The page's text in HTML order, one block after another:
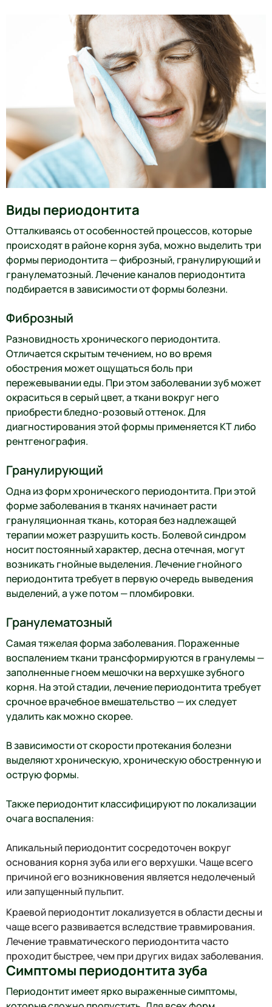
Виды периодонтита
Отталкиваясь от особенностей процессов, которые
происходят в районе корня зуба, можно выделить три
формы периодонтита — фиброзный, гранулирующий и
гранулематозный. Лечение каналов периодонтита
подбирается в зависимости от формы болезни.
Фиброзный
Разновидность хронического периодонтита.
Отличается скрытым течением, но во время
обострения может ощущаться боль при
пережевывании еды. При этом заболевании зуб может
окраситься в серый цвет, а ткани вокруг него
приобрести бледно-розовый оттенок. Для
диагностирования этой формы применяется КТ либо
рентгенография.
Гранулирующий
Одна из форм хронического периодонтита. При этой
форме заболевания в тканях начинает расти
грануляционная ткань, которая без надлежащей
терапии может разрушить кость. Болевой синдром
носит постоянный характер, десна отечная, могут
возникать гнойные выделения. Лечение гнойного
периодонтита требует в первую очередь выведения
выделений, а уже потом — пломбировки.
Гранулематозный
Самая тяжелая форма заболевания. Пораженные
воспалением ткани трансформируются в гранулемы —
заполненные гноем мешочки на верхушке зубного
корня. На этой стадии, лечение периодонтита требует
срочное врачебное вмешательство — их следует
удалить как можно скорее.
В зависимости от скорости протекания болезни
выделяют хроническую, хроническую обостренную и
острую формы.
Также периодонтит классифицируют по локализации
очага воспаления:
Апикальный периодонтит сосредоточен вокруг
основания корня зуба или его верхушки. Чаще всего
причиной его возникновения является недолеченый
или запущенный пульпит.
Краевой периодонтит локализуется в области десны и
чаще всего развивается вследствие травмирования.
Лечение травматического периодонтита часто
проходит быстрее, чем при других видах заболевания.
Симптомы периодонтита зуба
Периодонтит имеет ярко выраженные симптомы,